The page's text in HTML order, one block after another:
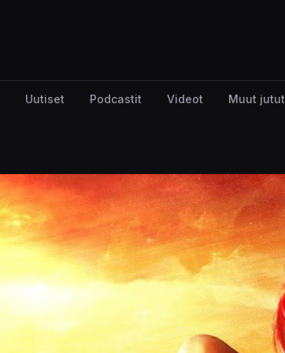
Uutiset Podcastit Videot Muut jutut